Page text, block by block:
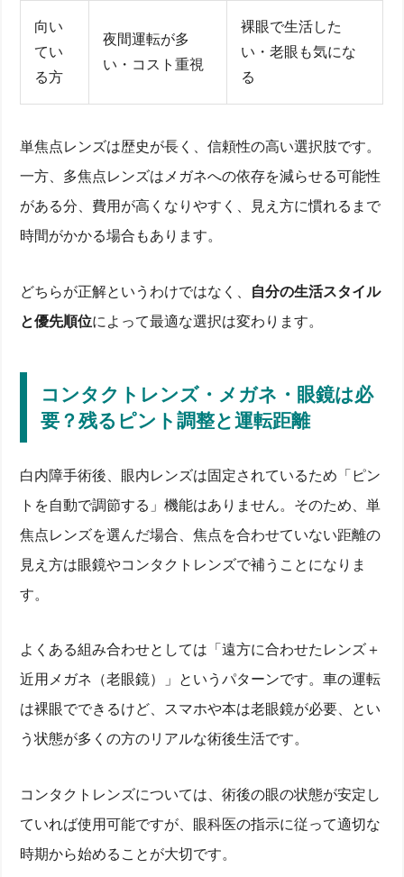
向い
てい
る方
夜間運転が多
い・コスト重視
裸眼で生活した
い・老眼も気にな
る
単焦点レンズは歴史が長く、信頼性の高い選択肢です。
一方、多焦点レンズはメガネへの依存を減らせる可能性
がある分、費用が高くなりやすく、見え方に慣れるまで
時間がかかる場合もあります。
どちらが正解というわけではなく、 自分の生活スタイル
と優先順位によって最適な選択は変わります。
コンタクトレンズ・メガネ・眼鏡は必
要？残るピント調整と運転距離
白内障手術後、眼内レンズは固定されているため「ピン
トを自動で調節する」機能はありません。そのため、単
焦点レンズを選んだ場合、焦点を合わせていない距離の
見え方は眼鏡やコンタクトレンズで補うことになりま
す。
よくある組み合わせとしては「遠方に合わせたレンズ＋
近用メガネ（老眼鏡）」というパターンです。車の運転
は裸眼でできるけど、スマホや本は老眼鏡が必要、とい
う状態が多くの方のリアルな術後生活です。
コンタクトレンズについては、術後の眼の状態が安定し
ていれば使用可能ですが、眼科医の指示に従って適切な
時期から始めることが大切です。